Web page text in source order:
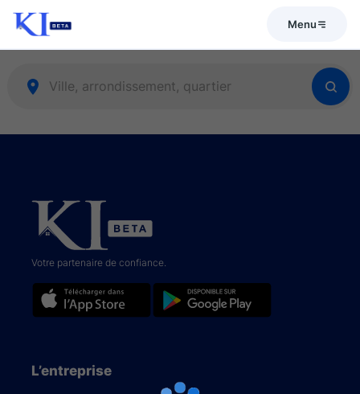
Menu
Votre partenaire de confiance.
L’entreprise